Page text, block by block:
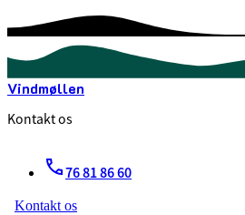
Vindmøllen
Kontakt os
76 81 86 60
Kontakt os